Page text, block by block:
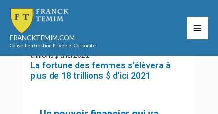
Aller
contenu
FRANCKTEMIM.COM
Conseil en Gestion Privée et Corporate
Accueil
Vous êtes une femme
La fortune des femmes s’élèvera à plus de 18
trillions $ d’ici 2021
La fortune des femmes s’élèvera à
plus de 18 trillions $ d’ici 2021